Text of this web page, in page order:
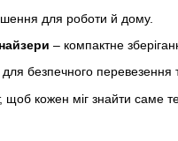
для роботи й дому.
– компактне
безпечного перевезення
щоб кожен міг знайти саме